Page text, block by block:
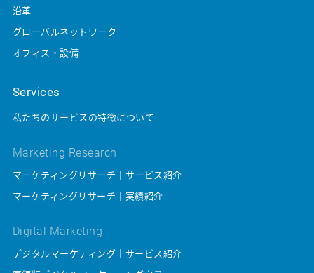
沿革
グローバルネットワーク
オフィス・設備
Services
私たちのサービスの特徴について
Marketing Research
マーケティングリサーチ｜サービス紹介
マーケティングリサーチ｜実績紹介
Digital Marketing
デジタルマーケティング｜サービス紹介